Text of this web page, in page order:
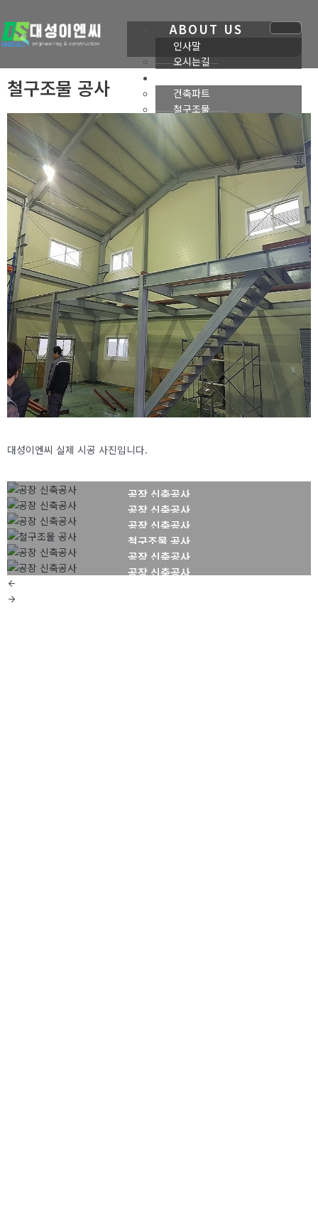
텐
츠
건
너
기
ABOUT US
인사말
오시는길
건축파트
철구조물
유지보수
PORTFOLIO
토목,건축,
리모델링 시공사례
주택,유지보수
시공사례
시공사례
COMMUNITY
공지사항
문의하기
X
철구조물 공사
대성이엔씨 실제 시공 사진입니다.
공장 신축공사
공장 신축공사
공장 신축공사
철구조물 공사
공장 신축공사
공장 신축공사